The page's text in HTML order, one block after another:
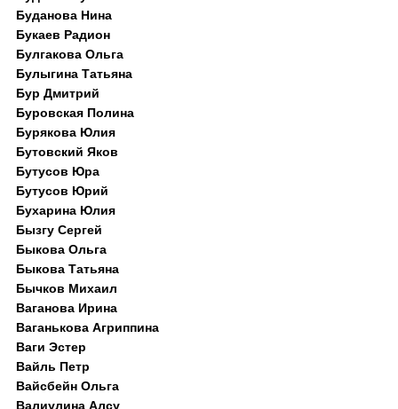
Буданова Нина
Букаев Радион
Булгакова Ольга
Булыгина Татьяна
Бур Дмитрий
Буровская Полина
Бурякова Юлия
Бутовский Яков
Бутусов Юра
Бутусов Юрий
Бухарина Юлия
Бызгу Сергей
Быкова Ольга
Быкова Татьяна
Бычков Михаил
Ваганова Ирина
Ваганькова Агриппина
Ваги Эстер
Вайль Петр
Вайсбейн Ольга
Валиулина Алсу